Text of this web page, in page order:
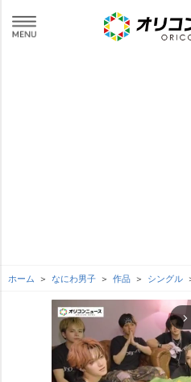
ホーム なにわ男子 作品 シングル
arrow_forward_ios